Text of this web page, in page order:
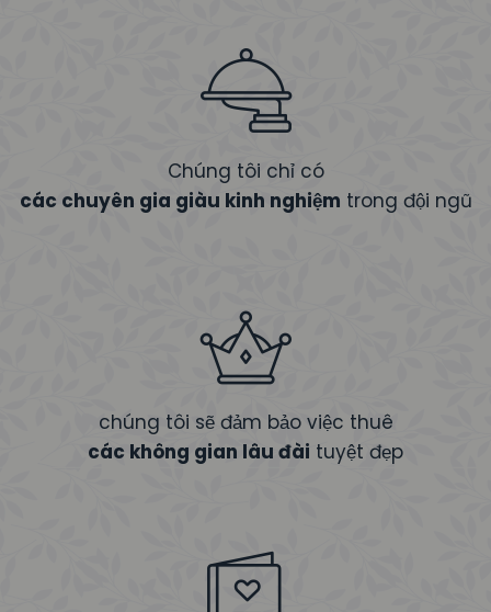
Chúng tôi chỉ có
các chuyên gia giàu kinh nghiệm trong đội ngũ
chúng tôi sẽ đảm bảo việc thuê
các không gian lâu đài tuyệt đẹp